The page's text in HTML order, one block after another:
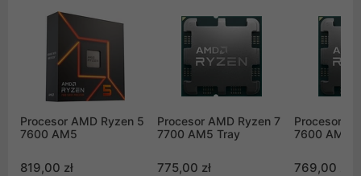
Procesor AMD Ryzen 5
7600 AM5
819,00 zł
Procesor AMD Ryzen 7
7700 AM5 Tray
775,00 zł
Procesor
7600 AM5
769,00 zł